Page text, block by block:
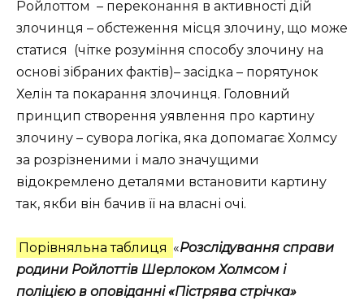
Ройлоттом – переконання в активності дій
злочинця – обстеження місця злочину, що може
статися (чітке розуміння способу злочину на
основі зібраних фактів)– засідка – порятунок
Хелін та покарання злочинця. Головний
принцип створення уявлення про картину
злочину – сувора логіка, яка допомагає Холмсу
за розрізненими і мало значущими
відокремлено деталями встановити картину
так, якби він бачив її на власні очі.
Порівняльна таблиця «Розслідування справи
родини Ройлоттів Шерлоком Холмсом і
поліцією в оповіданні «Пістрява стрічка»